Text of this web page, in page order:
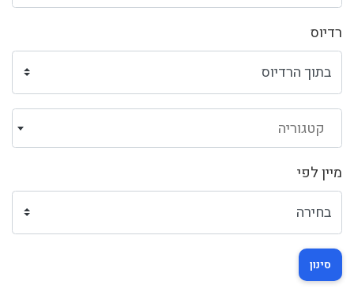
רדיוס
קטגוריה
מיין לפי
סינון